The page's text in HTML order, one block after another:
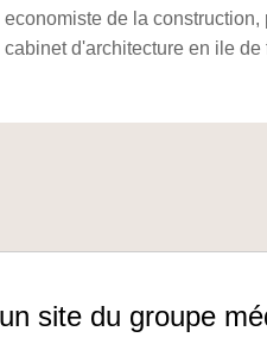
economiste de la
cabinet d'architecture en ile de
un site du groupe